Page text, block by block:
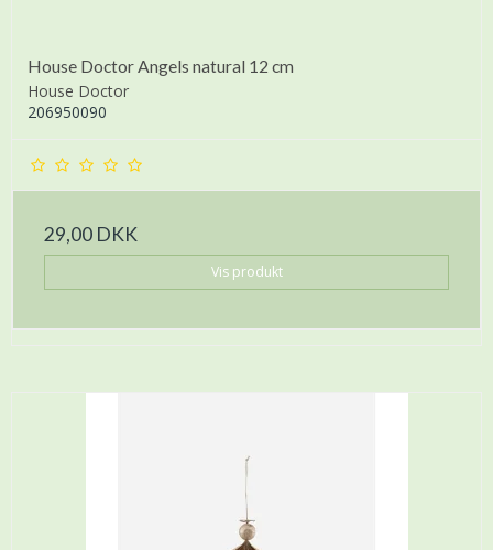
House Doctor Angels natural 12 cm
House Doctor
206950090
29,00 DKK
Vis produkt